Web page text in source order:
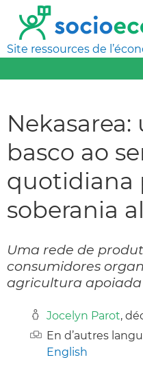
Site ressources de
basco ao
quotidiana
soberania
Uma rede de
consumidores
agricultura
Jocelyn Parot,
En d’autres
English